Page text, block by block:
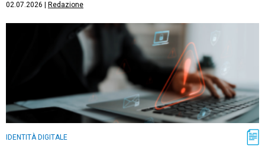
02.07.2026 Redazione
IDENTITÀ DIGITALE